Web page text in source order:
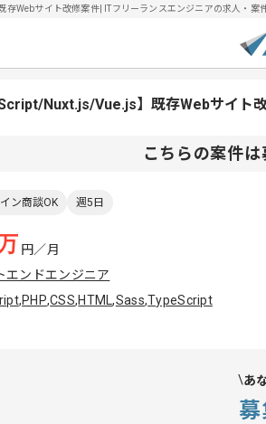
存Webサイト改修案件| ITフリーランスエンジニアの求人・
Nuxt.js/Vue.js】既存Webサイト
こちらの案件
ン商談OK 週5日
円／月
エンドエンジニア
,PHP,CSS,HTML,Sass,TypeScript
あ